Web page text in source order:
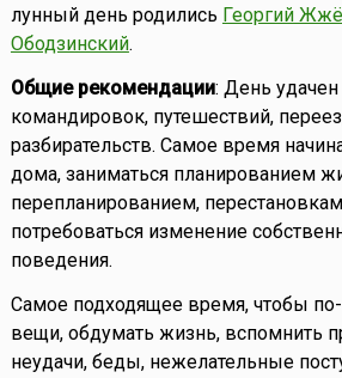
лунный день родились Георгий
Ободзинский.
Общие рекомендации: День
командировок, путешествий,
разбирательств. Самое время
дома, заниматься планированием
перепланированием,
потребоваться изменение
поведения.
Самое подходящее время, чтобы
вещи, обдумать жизнь, вспомнить
неудачи, беды, нежелательные